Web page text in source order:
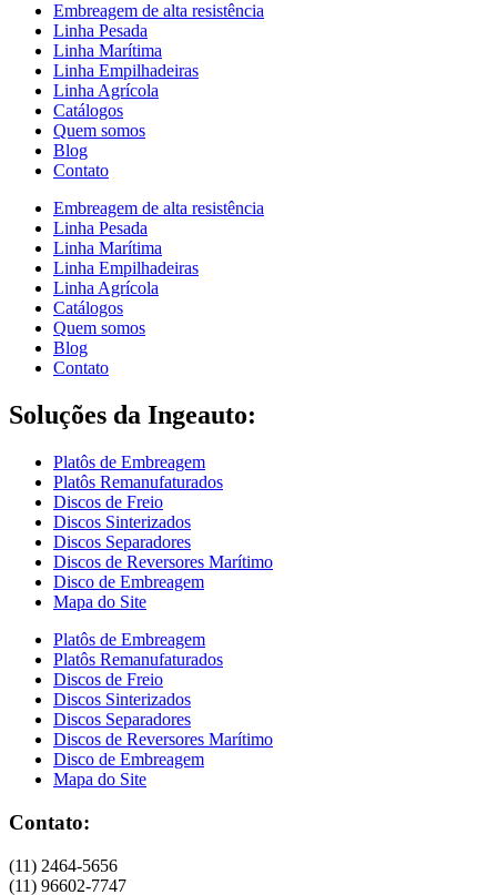
Embreagem de alta resistência
Linha Pesada
Linha Marítima
Linha Empilhadeiras
Linha Agrícola
Catálogos
Quem somos
Blog
Contato
Embreagem de alta resistência
Linha Pesada
Linha Marítima
Linha Empilhadeiras
Linha Agrícola
Catálogos
Quem somos
Blog
Contato
Soluções da Ingeauto:
Platôs de Embreagem
Platôs Remanufaturados
Discos de Freio
Discos Sinterizados
Discos Separadores
Discos de Reversores Marítimo
Disco de Embreagem
Mapa do Site
Platôs de Embreagem
Platôs Remanufaturados
Discos de Freio
Discos Sinterizados
Discos Separadores
Discos de Reversores Marítimo
Disco de Embreagem
Mapa do Site
Contato:
(11) 2464-5656
(11) 96602-7747